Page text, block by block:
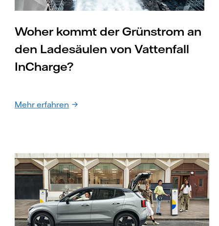
Woher kommt der Grünstrom an
den Ladesäulen von Vattenfall
InCharge?
Mehr erfahren